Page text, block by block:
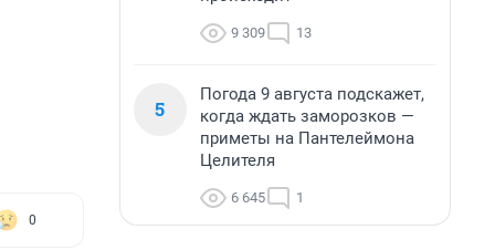
0
9 309 13
5
Погода 9 августа подскажет,
когда ждать заморозков —
приметы на Пантелеймона
Целителя
6 645 1